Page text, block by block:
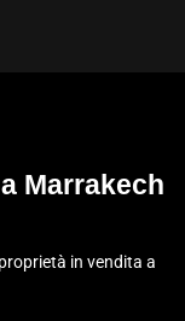
Marrakech
in vendita a